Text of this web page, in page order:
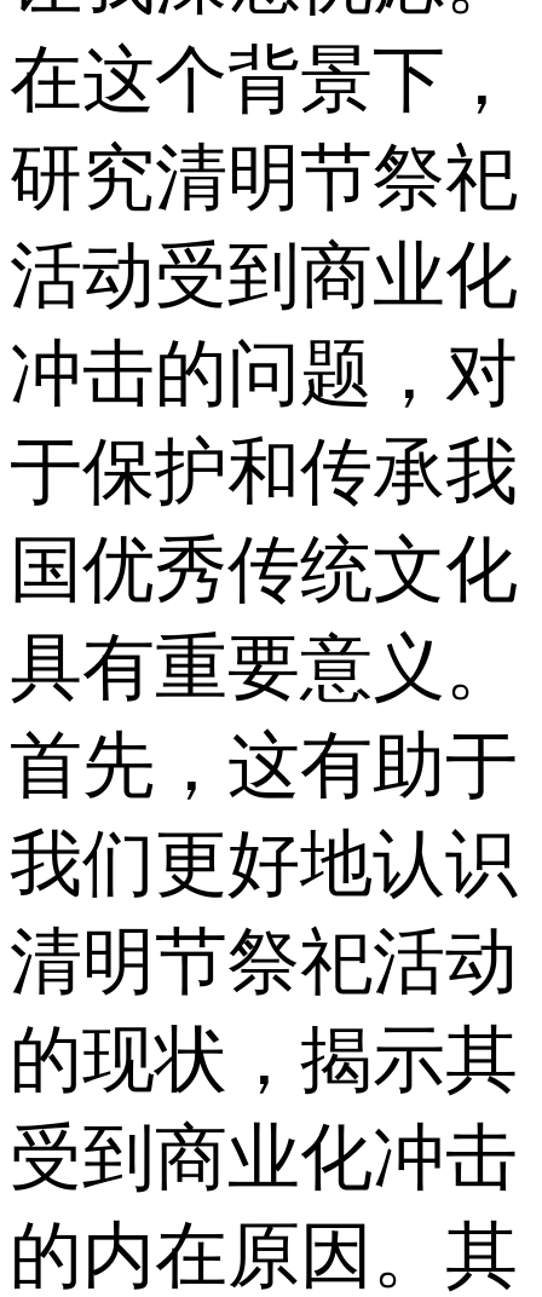
在这个背景下，
研究清明节祭祀
活动受到商业化
冲击的问题，对
于保护和传承我
国优秀传统文化
具有重要意义。
首先，这有助于
我们更好地认识
清明节祭祀活动
的现状，揭示其
受到商业化冲击
的内在原因。其